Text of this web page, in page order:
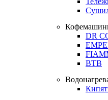
DR
BTB